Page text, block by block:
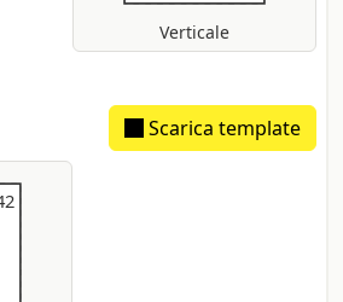
Verticale
Scarica template